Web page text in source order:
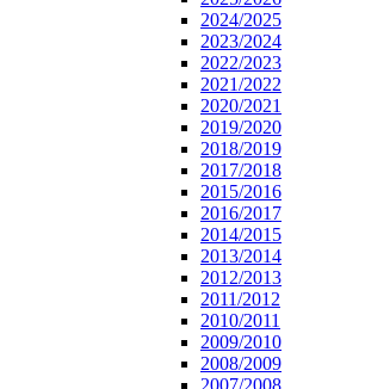
2024/2025
2023/2024
2022/2023
2021/2022
2020/2021
2019/2020
2018/2019
2017/2018
2015/2016
2016/2017
2014/2015
2013/2014
2012/2013
2011/2012
2010/2011
2009/2010
2008/2009